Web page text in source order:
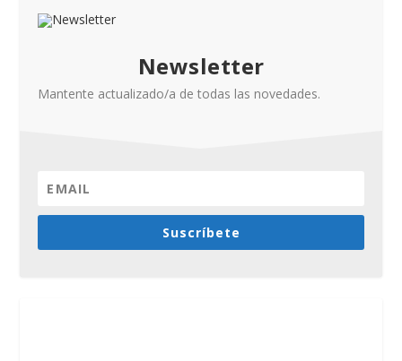
Newsletter
Mantente actualizado/a de todas las novedades.
Suscríbete